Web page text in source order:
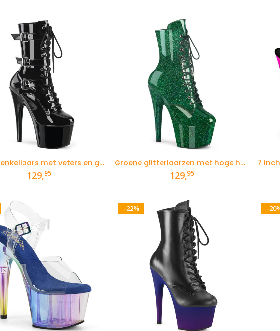
Pleaser enkellaars met veters en gespen
129,95
Groene glitterlaarzen met hoge hak
129,95
-22% -